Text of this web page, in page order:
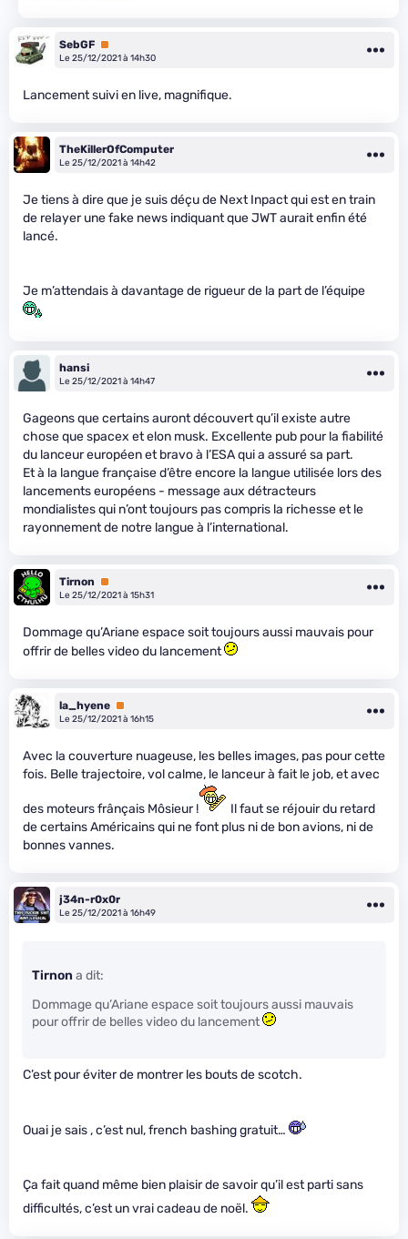
SebGF Premium
Le 25/12/2021 à 14h30
Lancement suivi en live, magnifique.
TheKillerOfComputer
Le 25/12/2021 à 14h42
Je tiens à dire que je suis déçu de Next Inpact qui est en train
de relayer une fake news indiquant que JWT aurait enfin été
lancé.
Je m’attendais à davantage de rigueur de la part de l’équipe
hansi
Le 25/12/2021 à 14h47
Gageons que certains auront découvert qu’il existe autre
chose que spacex et elon musk. Excellente pub pour la fiabilité
du lanceur européen et bravo à l’ESA qui a assuré sa part.
Et à la langue française d’être encore la langue utilisée lors des
lancements européens - message aux détracteurs
mondialistes qui n’ont toujours pas compris la richesse et le
rayonnement de notre langue à l’international.
Tirnon
Premium
Le 25/12/2021 à 15h31
Dommage qu’Ariane espace soit toujours aussi mauvais pour
offrir de belles video du lancement
la_hyene Premium
Le 25/12/2021 à 16h15
Avec la couverture nuageuse, les belles images, pas pour cette
fois. Belle trajectoire, vol calme, le lanceur à fait le job, et avec
des moteurs frânçais Môsieur !
Il faut se réjouir du retard
de certains Américains qui ne font plus ni de bon avions, ni de
bonnes vannes.
j34n-r0x0r
Le 25/12/2021 à 16h49
Tirnon a dit:
Dommage qu’Ariane espace soit toujours aussi mauvais
pour offrir de belles video du lancement
C’est pour éviter de montrer les bouts de scotch.
Ouai je sais , c’est nul, french bashing gratuit…
Ça fait quand même bien plaisir de savoir qu’il est parti sans
difficultés, c’est un vrai cadeau de noël.